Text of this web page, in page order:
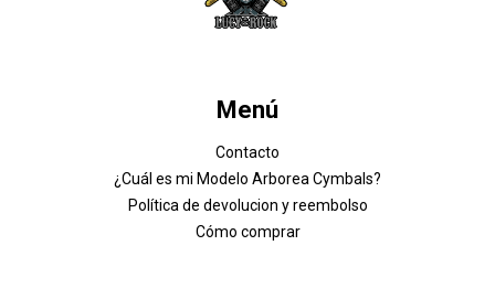
Menú
Contacto
¿Cuál es mi Modelo Arborea Cymbals?
Política de devolucion y reembolso
Cómo comprar